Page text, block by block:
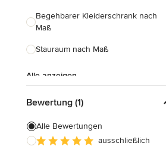
Begehbarer Kleiderschrank nach
Maß
Stauraum nach Maß
Alle anzeigen
Bewertung (1)
Alle Bewertungen
ausschließlich